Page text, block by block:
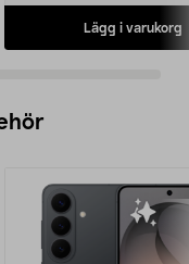
Lägg i varukorg